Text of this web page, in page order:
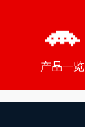
产品一览